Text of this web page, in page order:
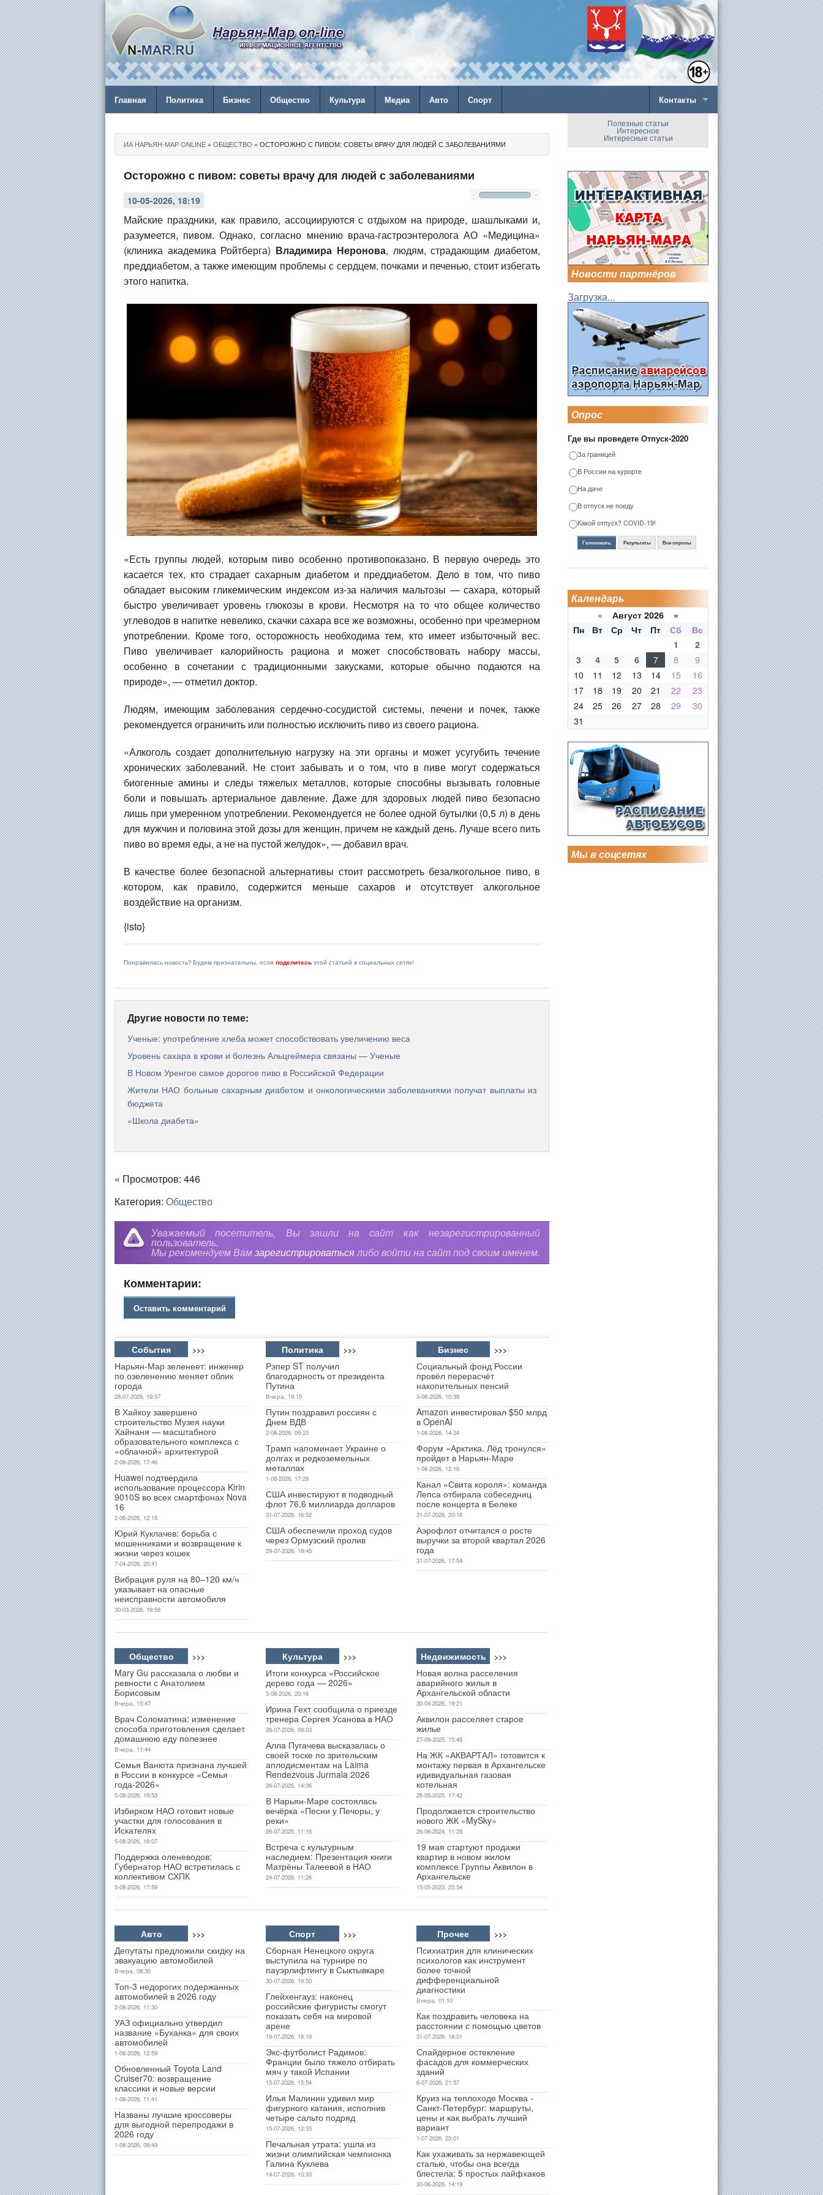
Главная Политика Бизнес Общество Культура Медиа Авто Спорт Контакты
ИА НАРЬЯН-МАР ONLINE » ОБЩЕСТВО » ОСТОРОЖНО С ПИВОМ: СОВЕТЫ ВРАЧУ ДЛЯ ЛЮДЕЙ С ЗАБОЛЕВАНИЯМИ
Осторожно с пивом: советы врачу для людей с заболеваниями
10-05-2026, 18:19
Майские праздники, как правило, ассоциируются с отдыхом на природе, шашлыками и,
разумеется, пивом. Однако, согласно мнению врача-гастроэнтеролога АО «Медицина»
(клиника академика Ройтберга) Владимира Неронова, людям, страдающим диабетом,
преддиабетом, а также имеющим проблемы с сердцем, почками и печенью, стоит избегать
этого напитка.
«Есть группы людей, которым пиво особенно противопоказано. В первую очередь это
касается тех, кто страдает сахарным диабетом и преддиабетом. Дело в том, что пиво
обладает высоким гликемическим индексом из-за наличия мальтозы — сахара, который
быстро увеличивает уровень глюкозы в крови. Несмотря на то что общее количество
углеводов в напитке невелико, скачки сахара все же возможны, особенно при чрезмерном
употреблении. Кроме того, осторожность необходима тем, кто имеет избыточный вес.
Пиво увеличивает калорийность рациона и может способствовать набору массы,
особенно в сочетании с традиционными закусками, которые обычно подаются на
природе», — отметил доктор.
Людям, имеющим заболевания сердечно-сосудистой системы, печени и почек, также
рекомендуется ограничить или полностью исключить пиво из своего рациона.
«Алкоголь создает дополнительную нагрузку на эти органы и может усугубить течение
хронических заболеваний. Не стоит забывать и о том, что в пиве могут содержаться
биогенные амины и следы тяжелых металлов, которые способны вызывать головные
боли и повышать артериальное давление. Даже для здоровых людей пиво безопасно
лишь при умеренном употреблении. Рекомендуется не более одной бутылки (0,5 л) в день
для мужчин и половина этой дозы для женщин, причем не каждый день. Лучше всего пить
пиво во время еды, а не на пустой желудок», — добавил врач.
В качестве более безопасной альтернативы стоит рассмотреть безалкогольное пиво, в
котором, как правило, содержится меньше сахаров и отсутствует алкогольное
воздействие на организм.
{isto}
Понравилась новость? Будем признательны, если поделитесь этой статьей в социальных сетях!
Другие новости по теме:
Ученые: употребление хлеба может способствовать увеличению веса
Уровень сахара в крови и болезнь Альцгеймера связаны — Ученые
В Новом Уренгое самое дорогое пиво в Российской Федерации
Жители НАО больные сахарным диабетом и онкологическими заболеваниями получат выплаты из
бюджета
«Школа диабета»
« Просмотров: 446
Категория: Общество
Уважаемый посетитель, Вы зашли на сайт как незарегистрированный
пользователь.
Мы рекомендуем Вамзарегистрироватьсялибо войти на сайт под своим именем.
Комментарии:
Оставить комментарий
События >>>
Нарьян-Мар зеленеет: инженер
по озеленению меняет облик
города
28-07-2026, 19:57
В Хайкоу завершено
строительство Музея науки
Хайнаня — масштабного
образовательного комплекса с
«облачной» архитектурой
2-06-2026, 17:46
Huawei подтвердила
использование процессора Kirin
9010S во всех смартфонах Nova
16
2-06-2026, 12:18
Юрий Куклачев: борьба с
мошенниками и возвращение к
жизни через кошек
7-04-2026, 20:41
Вибрация руля на 80–120 км/ч
указывает на опасные
неисправности автомобиля
30-03-2026, 19:58
Политика >>>
Рэпер ST получил
благодарность от президента
Путина
Вчера, 19:15
Путин поздравил россиян с
Днем ВДВ
2-08-2026, 09:23
Трамп напоминает Украине о
долгах и редкоземельных
металлах
1-08-2026, 17:28
США инвестируют в подводный
флот 76,6 миллиарда долларов
31-07-2026, 16:52
США обеспечили проход судов
через Ормузский пролив
29-07-2026, 19:45
Бизнес >>>
Социальный фонд России
провёл перерасчёт
накопительных пенсий
3-08-2026, 10:39
Amazon инвестировал $50 млрд
в OpenAI
1-08-2026, 14:24
Форум «Арктика. Лёд тронулся»
пройдет в Нарьян-Маре
1-08-2026, 12:16
Канал «Свита короля»: команда
Лепса отбирала собеседниц
после концерта в Белеке
31-07-2026, 20:18
Аэрофлот отчитался о росте
выручки за второй квартал 2026
года
31-07-2026, 17:54
Общество >>>
Mary Gu рассказала о любви и
ревности с Анатолием
Борисовым
Вчера, 15:47
Врач Соломатина: изменение
способа приготовления сделает
домашнюю еду полезнее
Вчера, 11:44
Семья Ванюта признана лучшей
в России в конкурсе «Семья
года-2026»
5-08-2026, 19:53
Избирком НАО готовит новые
участки для голосования в
Искателях
5-08-2026, 18:07
Поддержка оленеводов:
Губернатор НАО встретилась с
коллективом СХПК
5-08-2026, 17:59
Культура >>>
Итоги конкурса «Российское
дерево года — 2026»
3-08-2026, 20:16
Ирина Гехт сообщила о приезде
тренера Сергея Усанова в НАО
28-07-2026, 09:03
Алла Пугачева высказалась о
своей тоске по зрительским
аплодисментам на Laima
Rendezvous Jurmala 2026
26-07-2026, 14:06
В Нарьян-Маре состоялась
вечёрка «Песни у Печоры, у
реки»
26-07-2026, 11:16
Встреча с культурным
наследием: Презентация книги
Матрёны Талеевой в НАО
24-07-2026, 11:26
Недвижимость >>>
Новая волна расселения
аварийного жилья в
Архангельской области
30-04-2026, 19:21
Аквилон расселяет старое
жилье
27-09-2025, 15:48
На ЖК «АКВАРТАЛ» готовится к
монтажу первая в Архангельске
идивидуальная газовая
котельная
26-05-2025, 17:42
Продолжается строительство
нового ЖК «MySky»
26-06-2024, 11:28
19 мая стартуют продажи
квартир в новом жилом
комплексе Группы Аквилон в
Архангельске
15-05-2023, 23:54
Авто >>>
Депутаты предложили скидку на
эвакуацию автомобилей
Вчера, 08:30
Топ-3 недорогих подержанных
автомобилей в 2026 году
2-08-2026, 11:30
УАЗ официально утвердил
название «Буханка» для своих
автомобилей
1-08-2026, 12:59
Обновленный Toyota Land
Cruiser70: возвращение
классики и новые версии
1-08-2026, 11:41
Названы лучшие кроссоверы
для выгодной перепродажи в
2026 году
1-08-2026, 09:49
Спорт >>>
Сборная Ненецкого округа
выступила на турнире по
пауэрлифтингу в Сыктывкаре
30-07-2026, 19:50
Глейхенгауз: наконец
российские фигуристы смогут
показать себя на мировой
арене
19-07-2026, 18:19
Экс-футболист Радимов:
Франции было тяжело отбирать
мяч у такой Испании
15-07-2026, 15:54
Илья Малинин удивил мир
фигурного катания, исполнив
четыре сальто подряд
15-07-2026, 12:33
Печальная утрата: ушла из
жизни олимпийская чемпионка
Галина Куклева
14-07-2026, 10:33
Прочее >>>
Психиатрия для клинических
психологов как инструмент
более точной
дифференциальной
диагностики
Вчера, 01:10
Как поздравить человека на
расстоянии с помощью цветов
31-07-2026, 18:01
Спайдерное остекление
фасадов для коммерческих
зданий
6-07-2026, 21:57
Круиз на теплоходе Москва -
Санкт-Петербург: маршруты,
цены и как выбрать лучший
вариант
1-07-2026, 23:01
Как ухаживать за нержавеющей
сталью, чтобы она всегда
блестела: 5 простых лайфхаков
30-06-2026, 14:19
Полезные статьи
Интересное
Интересные статьи
Новости партнёров
Загрузка...
Опрос
Где вы проведете Отпуск-2020
За границей
В России на курорте
На даче
В отпуск не поеду
Какой отпуск? COVID-19!
Голосовать Результаты Все опросы
Календарь
« Август 2026 »
Пн
Вт Ср Чт Пт Сб
Вс
1
2
3
4 5 6 7 8
9
10
11 12 13 14 15
16
17
18 19 20 21 22
23
24
25 26 27 28 29
30
31
Мы в соцсетях